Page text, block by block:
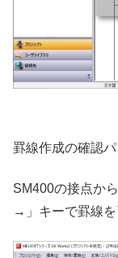
罫線作成の確認パ
SM400の接点か
→」キーで罫線を